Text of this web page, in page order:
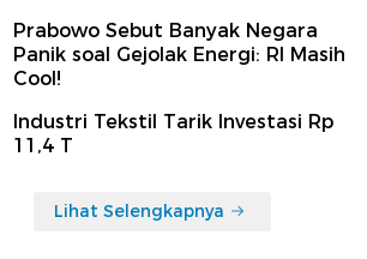
Prabowo Sebut Banyak Negara
Panik soal Gejolak Energi: RI Masih
Cool!
Industri Tekstil Tarik Investasi Rp
11,4 T
Lihat Selengkapnya